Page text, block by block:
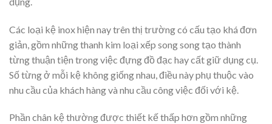
Các loại kệ inox hiện nay trên thị trường có cấu tạo khá đơn
giản, gồm những thanh kim loại xếp song song tạo thành
từng thuận tiện trong việc đựng đồ đạc hay cất giữ dụng cụ.
Số từng ở mỗi kệ không giống nhau, điều này phụ thuộc vào
nhu cầu của khách hàng và nhu cầu công việc đối với kệ.
Phần chân kệ thường được thiết kế thấp hơn gồm những